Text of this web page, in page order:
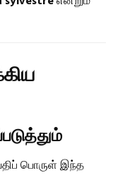
பொருள் இந்த